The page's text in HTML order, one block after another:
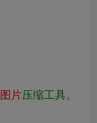
图片压缩工具。